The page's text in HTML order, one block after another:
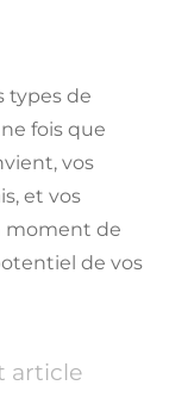
types de
fois que
vos
et vos
moment de
de vos
article